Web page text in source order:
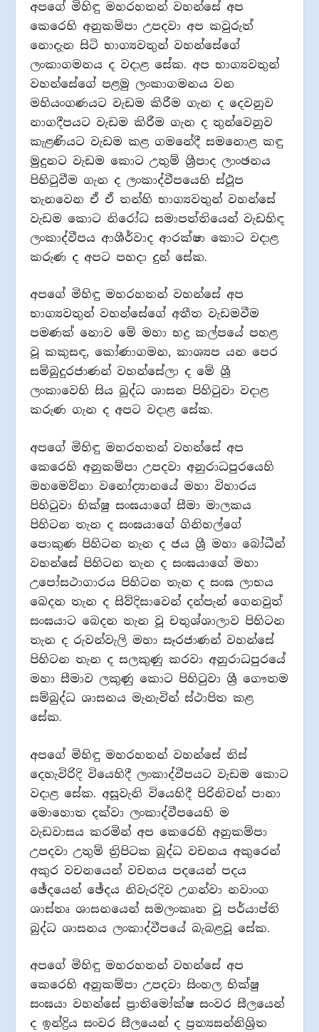
අපගේ මිහිඳු මහරහතන් වහන්සේ අප
කෙරෙහි අනුකම්පා උපදවා අප කවුරුත්
නොදැන සිටි භාග්‍යවතුන් වහන්සේගේ
ලංකාගමනය ද වදාළ සේක. අප භාග්‍යවතුන්
වහන්සේගේ පළමු ලංකාගමනය වන
මහියංගණයට වැඩම කිරීම ගැන ද දෙවනුව
නාගදීපයට වැඩම කිරීම ගැන ද තුන්වෙනුව
කැළණියට වැඩම කළ ගමනේදී සමනොළ කඳු
මුදුනට වැඩම කොට උතුම් ශ්‍රීපාද ලාංඡනය
පිහිටුවීම ගැන ද ලංකාද්වීපයෙහි ස්ථූප
තැනවෙන ඒ ඒ තන්හි භාග්‍යවතුන් වහන්සේ
වැඩම කොට නිරෝධ සමාපත්තියෙන් වැඩහිඳ
ලංකාද්වීපය ආශීර්වාද ආරක්ෂා කොට වදාළ
කරුණ ද අපට පහදා දුන් සේක.
අපගේ මිහිඳු මහරහතන් වහන්සේ අප
භාග්‍යවතුන් වහන්සේගේ අතීත වැඩමවීම
පමණක් නොව මේ මහා භද්‍ර කල්පයේ පහළ
වූ කකුසඳ, කෝණාගමන, කාශ්‍යප යන පෙර
සම්බුදුරජාණන් වහන්සේලා ද මේ ශ්‍රී
ලංකාවෙහි සිය බුද්ධ ශාසන පිහිටුවා වදාළ
කරුණ ගැන ද අපට වදාළ සේක.
අපගේ මිහිඳු මහරහතන් වහන්සේ අප
කෙරෙහි අනුකම්පා උපදවා අනුරාධපුරයෙහි
මහමෙව්නා වනෝද්‍යානයේ මහා විහාරය
පිහිටුවා භික්ෂු සංඝයාගේ සීමා මාලකය
පිහිටන තැන ද සංඝයාගේ ගිනිහල්ගේ
පොකුණ පිහිටන තැන ද ජය ශ්‍රී මහා බෝධීන්
වහන්සේ පිහිටන තැන ද සංඝයාගේ මහා
උපෝසථාගාරය පිහිටන තැන ද සංඝ ලාභය
බෙදන තැන ද සිව්දිසාවෙන් දන්පැන් ගෙනවුත්
සංඝයාට බෙදන තැන වූ චතුශ්ශාලාව පිහිටන
තැන ද රුවන්වැලි මහා සෑරජාණන් වහන්සේ
පිහිටන තැන ද සලකුණු කරවා අනුරාධපුරයේ
මහා සීමාව ලකුණු කොට පිහිටුවා ශ්‍රී ගෞතම
සම්බුද්ධ ශාසනය මැනැවින් ස්ථාපිත කළ
සේක.
අපගේ මිහිඳු මහරහතන් වහන්සේ තිස්
දෙහැවිරිදි වියෙහිදී ලංකාද්වීපයට වැඩම කොට
වදාළ සේක. අසූවැනි වියෙහිදී පිරිනිවන් පානා
මොහොත දක්වා ලංකාද්වීපයෙහි ම
වැඩවාසය කරමින් අප කෙරෙහි අනුකම්පා
උපදවා උතුම් ත්‍රිපිටක බුද්ධ වචනය අකුරෙන්
අකුර වචනයෙන් වචනය පදයෙන් පදය
ඡේදයෙන් ඡේදය නිවැරදිව උගන්වා නවාංග
ශාස්තෘ ශාසනයෙන් සමලංකෘත වූ පර්යාප්ති
බුද්ධ ශාසනය ලංකාද්වීපයේ බැබළවූ සේක.
අපගේ මිහිඳු මහරහතන් වහන්සේ අප
කෙරෙහි අනුකම්පා උපදවා සිංහල භික්ෂු
සංඝයා වහන්සේ ප්‍රාතිමෝක්ෂ සංවර සීලයෙන්
ද ඉන්ද්‍රිය සංවර සීලයෙන් ද ප්‍රත්‍යසන්නිශ්‍රිත